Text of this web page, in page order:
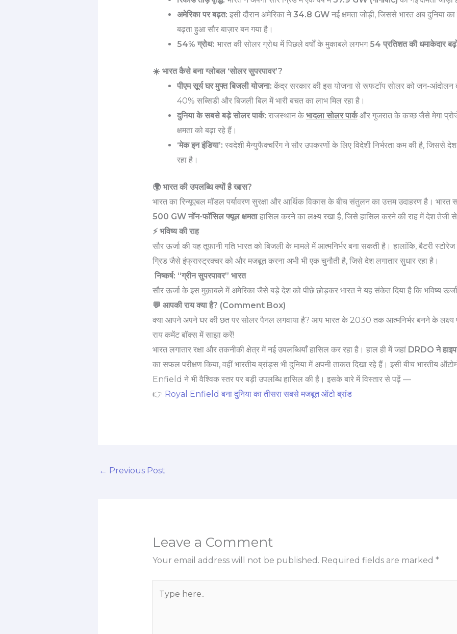
अमेरिका पर बढ़त: इसी दौरान अमेरिका ने34.8 GWनई क्षमता जोड़ी, जिससे भारत अब दुनिया
बढ़ता हुआ सौर बाज़ार बन गया है।
54% ग्रोथ: भारत की सोलर ग्रोथ में पिछले वर्षों के मुकाबले लगभग54 प्रतिशत की धमाकेदार
☀️ भारत कैसे बना ग्लोबल ‘सोलर सुपरपावर’?
पीएम सूर्य घर मुफ्त बिजली योजना: केंद्र सरकार की इस योजना से रूफटॉप सोलर को जन-आंदोलन
40% सब्सिडी और बिजली बिल में भारी बचत का लाभ मिल रहा है।
दुनिया के सबसे बड़े सोलर पार्क: राजस्थान के भादला सोलर पार्कऔर गुजरात के कच्छ जैसे मेगा
क्षमता को बढ़ा रहे हैं।
‘मेक इन इंडिया’: स्वदेशी मैन्युफैक्चरिंग ने सौर उपकरणों के लिए विदेशी निर्भरता कम की है, जिससे
रहा है।
🌍 भारत की उपलब्धि क्यों है खास?
भारत का रिन्यूएबल मॉडल पर्यावरण सुरक्षा और आर्थिक विकास के बीच संतुलन का उत्तम उदाहरण है। भारत
500 GW नॉन-फॉसिल फ्यूल क्षमताहासिल करने का लक्ष्य रखा है, जिसे हासिल करने की राह में देश तेजी
⚡ भविष्य की राह
सौर ऊर्जा की यह तूफानी गति भारत को बिजली के मामले में आत्मनिर्भर बना सकती है। हालांकि, बैटरी स्टोरेज
ग्रिड जैसे इंफ्रास्ट्रक्चर को और मजबूत करना अभी भी एक चुनौती है, जिसे देश लगातार सुधार रहा है।
निष्कर्ष: “ग्रीन सुपरपावर” भारत
सौर ऊर्जा के इस मुक़ाबले में अमेरिका जैसे बड़े देश को पीछे छोड़कर भारत ने यह संकेत दिया है कि भविष्य ऊर्जा
💬 आपकी राय क्या है? (Comment Box)
क्या आपने अपने घर की छत पर सोलर पैनल लगवाया है? आप भारत के 2030 तक आत्मनिर्भर बनने के लक्ष्य
राय कमेंट बॉक्स में साझा करें!
भारत लगातार रक्षा और तकनीकी क्षेत्र में नई उपलब्धियाँ हासिल कर रहा है। हाल ही में जहां DRDO ने
का सफल परीक्षण किया, वहीं भारतीय ब्रांड्स भी दुनिया में अपनी ताकत दिखा रहे हैं। इसी बीच भारतीय
Enfield ने भी वैश्विक स्तर पर बड़ी उपलब्धि हासिल की है। इसके बारे में विस्तार से पढ़ें —
👉 Royal Enfield बना दुनिया का तीसरा सबसे मजबूत ऑटो ब्रांड
← Previous Post
Leave a Comment
Your email address will not be published. Required fields are marked *
here..